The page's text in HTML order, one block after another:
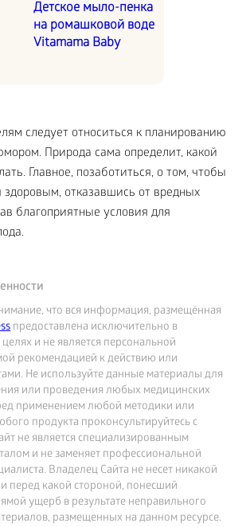
Детское мыло-пенка
на ромашковой воде
Vitamama Baby
следует относиться к планированию
Природа сама определит, какой
Главное, позаботиться, о том, чтобы
здоровым, отказавшись от вредных
благоприятные условия для
что вся информация, размещённая
предоставлена исключительно в
и не является персональной
рекомендацией к действию или
Не используйте данные материалы для
или проведения любых медицинских
применением любой методики или
продукта проконсультируйтесь с
не является специализированным
и не заменяет профессиональной
Владелец Сайта не несет никакой
перед какой стороной, понесший
ущерб в результате неправильного
размещенных на данном ресурсе.